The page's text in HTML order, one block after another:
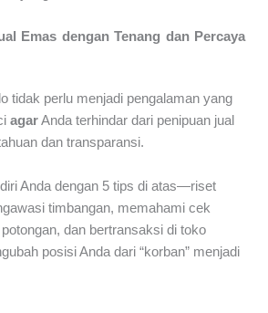
Emas dengan Tenang dan Percaya
tidak perlu menjadi pengalaman yang
agarAnda terhindar dari penipuan jual
dan transparansi.
Anda dengan 5 tips di atas—riset
timbangan, memahami cek
dan bertransaksi di toko
posisi Anda dari “korban” menjadi